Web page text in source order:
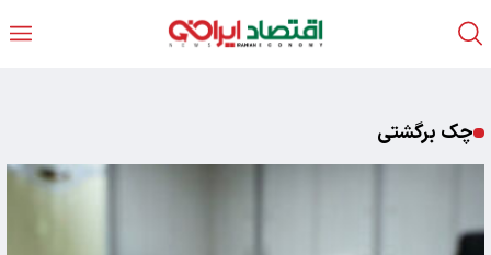
چک برگشتی